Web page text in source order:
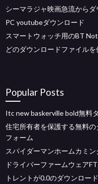
シーマラジャ映画急流からダ
PC youtubeダウンロード
スマートウォッチ用のBT
どのダウンロードファイル
Popular Posts
Itc new baskerville bold無料
住宅所有者を保護する無料
フォーム
スパイダーマンホームカミ
ドライバーファームウェア
トレントが0.0のダウンロー